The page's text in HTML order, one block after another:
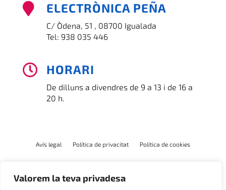
Valorem la teva privadesa
 ELECTRÒNICA PEÑA
C/ Òdena, 51 , 08700 Igualada
Tel: 938 035 446
 HORARI
De dilluns a divendres de 9 a 13 i de 16 a
20 h.
Avís legal Política de privacitat Política de cookies